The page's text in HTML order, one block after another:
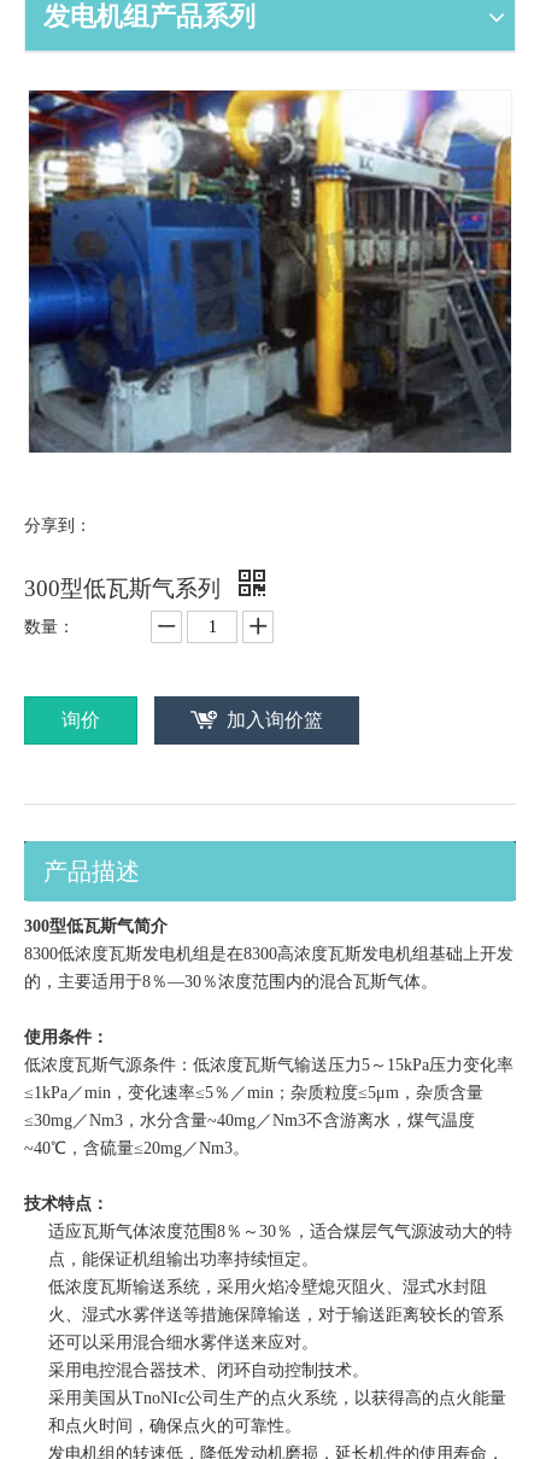
发电机组产品系列
分享到：
300型低瓦斯气系列
数量：
询价 加入询价篮
产品描述
300型低瓦斯气简介
8300低浓度瓦斯发电机组是在8300高浓度瓦斯发电机组基础上开发
的，主要适用于8％—30％浓度范围内的混合瓦斯气体。
使用条件：
低浓度瓦斯气源条件：低浓度瓦斯气输送压力5～15kPa压力变化率
≤1kPa／min，变化速率≤5％／min；杂质粒度≤5μm，杂质含量
≤30mg／Nm3，水分含量~40mg／Nm3不含游离水，煤气温度
~40℃，含硫量≤20mg／Nm3。
技术特点：
适应瓦斯气体浓度范围8％～30％，适合煤层气气源波动大的特
点，能保证机组输出功率持续恒定。
低浓度瓦斯输送系统，采用火焰冷壁熄灭阻火、湿式水封阻
火、湿式水雾伴送等措施保障输送，对于输送距离较长的管系
还可以采用混合细水雾伴送来应对。
采用电控混合器技术、闭环自动控制技术。
采用美国从TnoNIc公司生产的点火系统，以获得高的点火能量
和点火时间，确保点火的可靠性。
发电机组的转速低，降低发动机磨损，延长机件的使用寿命，